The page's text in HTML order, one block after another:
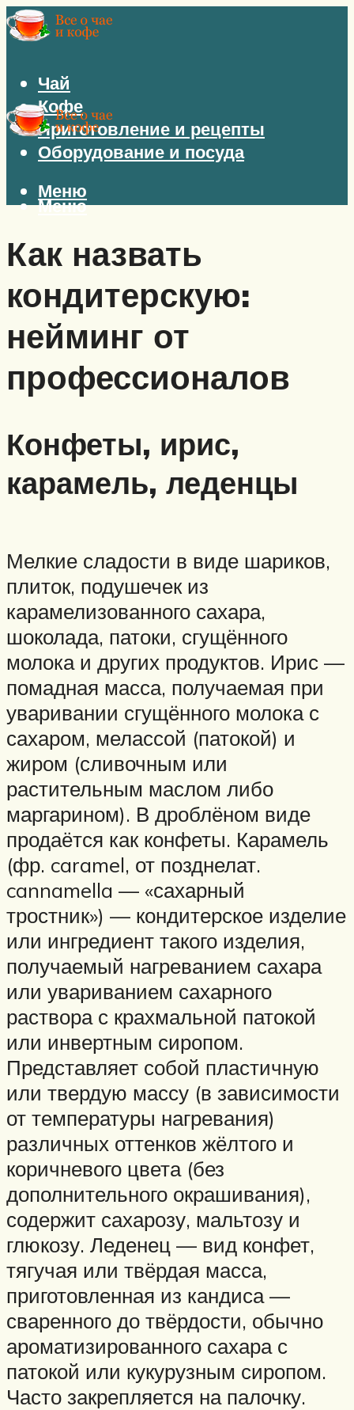
Чай
Кофе
Приготовление и рецепты
Оборудование и посуда
Меню
Меню
Как назвать
кондитерскую:
нейминг от
профессионалов
Конфеты, ирис,
карамель, леденцы
Мелкие сладости в виде шариков,
плиток, подушечек из
карамелизованного сахара,
шоколада, патоки, сгущённого
молока и других продуктов. Ирис —
помадная масса, получаемая при
уваривании сгущённого молока с
сахаром, мелассой (патокой) и
жиром (сливочным или
растительным маслом либо
маргарином). В дроблёном виде
продаётся как конфеты. Карамель
(фр. caramel, от позднелат.
cannamella — «сахарный
тростник») — кондитерское изделие
или ингредиент такого изделия,
получаемый нагреванием сахара
или увариванием сахарного
раствора с крахмальной патокой
или инвертным сиропом.
Представляет собой пластичную
или твердую массу (в зависимости
от температуры нагревания)
различных оттенков жёлтого и
коричневого цвета (без
дополнительного окрашивания),
содержит сахарозу, мальтозу и
глюкозу. Леденец — вид конфет,
тягучая или твёрдая масса,
приготовленная из кандиса —
сваренного до твёрдости, обычно
ароматизированного сахара с
патокой или кукурузным сиропом.
Часто закрепляется на палочку.